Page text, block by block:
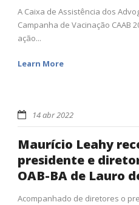
A Caixa de Assistência dos
Campanha de Vacinação CAAB
ação...
Learn More
14 abr 2022
Maurício Leahy
presidente e
OAB-BA de Lauro
Acompanhado de diretores o